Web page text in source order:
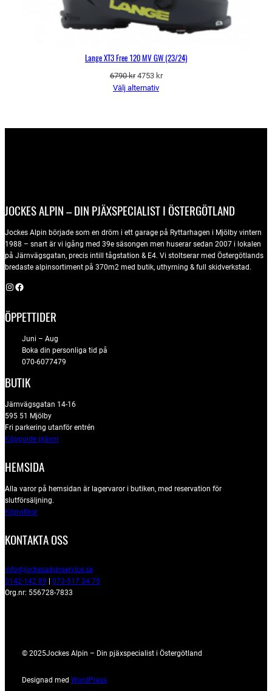
Lange XT3 Free 120 MV GW (23/24)
6790kr Det
ursprungliga
4753 krDet
Välj alternativ
JOCKES ALPIN – DIN PJÄXSPECIALIST I ÖSTERGÖTLAND
Jockes Alpin började som en dröm i ett garage på Ryttarhagen i Mjölby vintern
1988 – snart är vi igång med 39e säsongen men huserar sedan 2007 i lokalen
på Järnvägsgatan, precis intill tågstation & E4. Vi stoltserar med Östergötlands
bredaste alpinsortiment på 370m2 med butik, uthyrning & full skidverkstad.
Instagram Facebook
ÖPPETTIDER
Juni – Aug
Boka din personliga tid på
070-6077479
BUTIK
Järnvägsgatan 14-16
595 51 Mjölby
Fri parkering utanför entrén
Köpguide pjäxor
HEMSIDA
Alla varor på hemsidan är lagervaror i butiken, med reservation för
slutförsäljning.
Köpvillkor
KONTAKTA OSS
info@jockesalpinservice.se
0142-142 89 | 073-517 34 75
Org.nr: 556728-7833
© 2025Jockes Alpin – Din pjäxspecialist i Östergötland
Designad med WordPress